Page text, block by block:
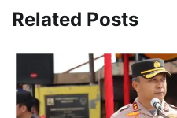
Related Posts